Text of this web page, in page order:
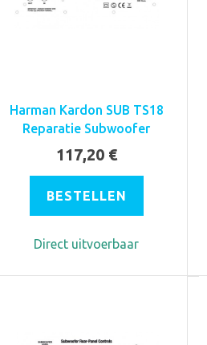
Harman Kardon SUB TS18
Reparatie Subwoofer
117,20 €
BESTELLEN
Direct uitvoerbaar